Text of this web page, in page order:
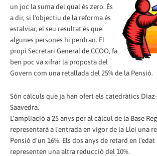
un joc la suma del qual és zero. És
a dir, si l'objectiu de la reforma és
estalviar, el seu resultat és que
algunes persones hi perdran. El
propi Secretari General de CCOO, fa
ben poc va xifrar la proposta del
Govern com una retallada del 25% de la Pensió.
Són càlculs que ja han ofert els catedràtics
Saavedra.
L'ampliació a 25 anys per al càlcul de la Base
representarà a l'entrada en vigor de la Llei una
Pensió d'un 16%. Els dos anys de retard en
representen una altra reducció del 10%.